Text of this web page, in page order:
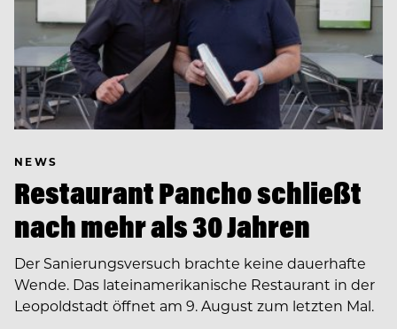
NEWS
Restaurant Pancho schließt
nach mehr als 30 Jahren
Der Sanierungsversuch brachte keine dauerhafte
Wende. Das lateinamerikanische Restaurant in der
Leopoldstadt öffnet am 9. August zum letzten Mal.